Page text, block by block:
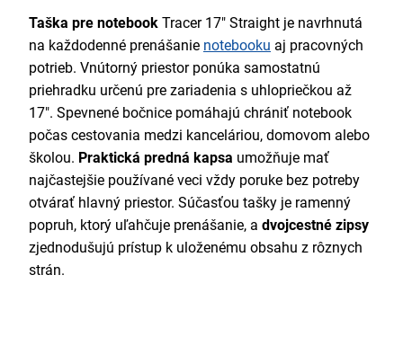
Taška pre notebook Tracer 17" Straight je navrhnutá
na každodenné prenášanie notebooku aj pracovných
potrieb. Vnútorný priestor ponúka samostatnú
priehradku určenú pre zariadenia s uhlopriečkou až
17". Spevnené bočnice pomáhajú chrániť notebook
počas cestovania medzi kanceláriou, domovom alebo
školou. Praktická predná kapsa umožňuje mať
najčastejšie používané veci vždy poruke bez potreby
otvárať hlavný priestor. Súčasťou tašky je ramenný
popruh, ktorý uľahčuje prenášanie, a dvojcestné zipsy
zjednodušujú prístup k uloženému obsahu z rôznych
strán.